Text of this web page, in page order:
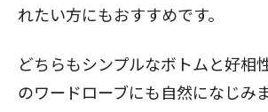
れたい方にもおすすめです。
どちらもシンプルなボトムと好相
のワードローブにも自然になじみま